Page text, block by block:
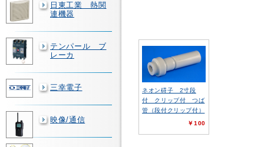
日東工業 熱関
連機器
テンパール ブ
レーカ
三幸電子
映像/通信
ネオン碍子 2寸段
付 クリップ付 つば
管（段付クリップ付）
￥100